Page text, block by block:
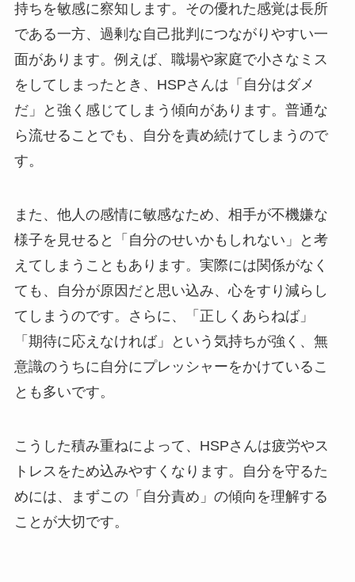
持ちを敏感に察知します。その優れた感覚は長所
である一方、過剰な自己批判につながりやすい一
面があります。例えば、職場や家庭で小さなミス
をしてしまったとき、HSPさんは「自分はダメ
だ」と強く感じてしまう傾向があります。普通な
ら流せることでも、自分を責め続けてしまうので
す。
また、他人の感情に敏感なため、相手が不機嫌な
様子を見せると「自分のせいかもしれない」と考
えてしまうこともあります。実際には関係がなく
ても、自分が原因だと思い込み、心をすり減らし
てしまうのです。さらに、「正しくあらねば」
「期待に応えなければ」という気持ちが強く、無
意識のうちに自分にプレッシャーをかけているこ
とも多いです。
こうした積み重ねによって、HSPさんは疲労やス
トレスをため込みやすくなります。自分を守るた
めには、まずこの「自分責め」の傾向を理解する
ことが大切です。